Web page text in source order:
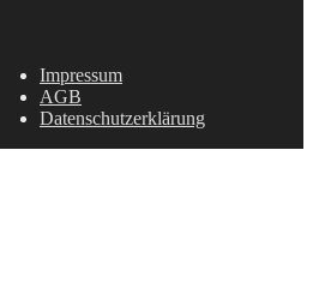
Impressum
AGB
Datenschutzerklärung